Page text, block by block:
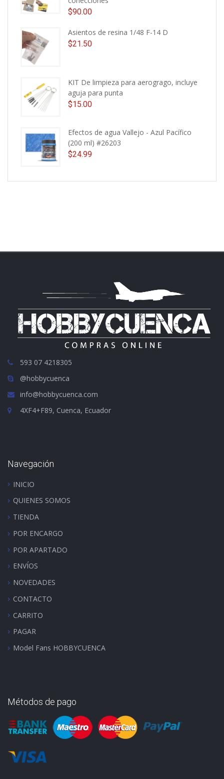
$90.00
Asientos de resina 1/48 F-14 D
$21.50
KIT De limpieza para aerogrago, incluye
aguja para punta
$15.00
Efectos de agua Vallejo - Azul Pacífico
(200 ml) #26203
$24.99
593 07 4218305
@hobbycuenca
info@hobbycuenca.com
4XF4+F89, Cuenca, Ecuador
Navegación
INICIO
QUIENES SOMOS
TIENDA
POR ENCARGO
POR APARTADO
ENVÍOS
NOVEDADES
CONTACTO
CARRITO
PAGAR
Model Fans HOBBYCUENCA
Métodos de pago